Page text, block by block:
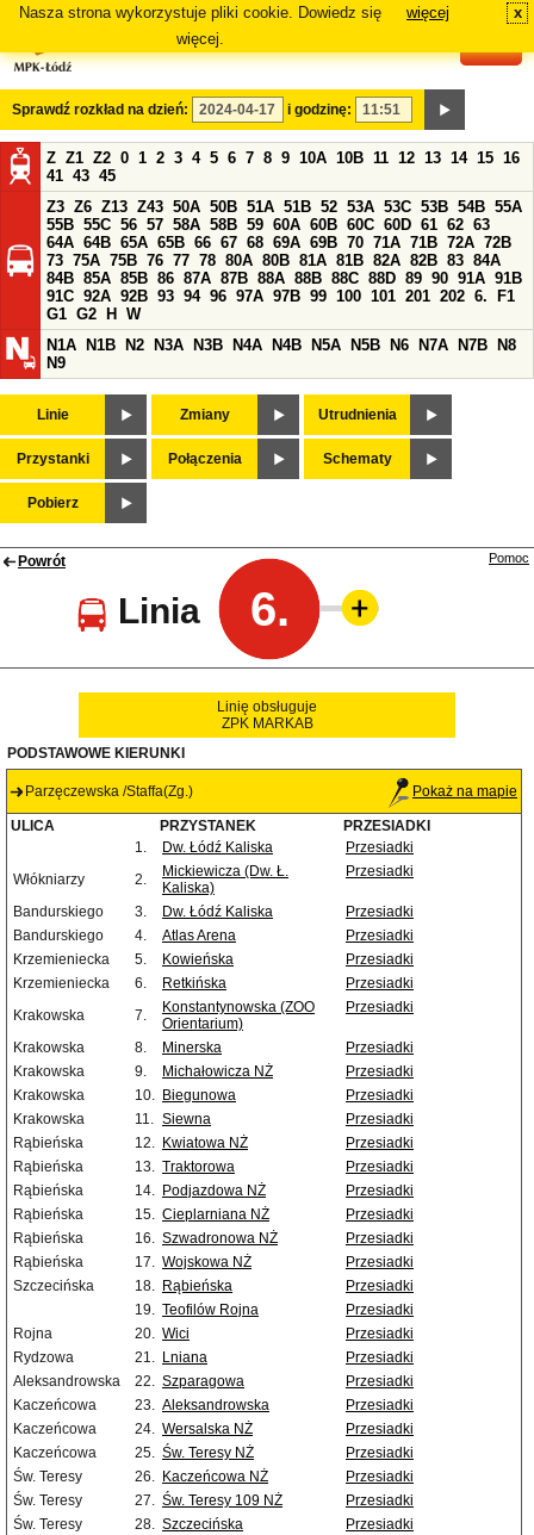
Nasza strona wykorzystuje pliki cookie. Dowiedz się
więcej.
więcej x
Sprawdź rozkład na dzień: i godzinę:
Z Z1 Z2 0 1 2 3 4 5 6 7 8 9 10A 10B 11 12 13 14 15 16
41 43 45
Z3 Z6 Z13 Z43 50A 50B 51A 51B 52 53A 53C 53B 54B 55A
55B 55C 56 57 58A 58B 59 60A 60B 60C 60D 61 62 63
64A 64B 65A 65B 66 67 68 69A 69B 70 71A 71B 72A 72B
73 75A 75B 76 77 78 80A 80B 81A 81B 82A 82B 83 84A
84B 85A 85B 86 87A 87B 88A 88B 88C 88D 89 90 91A 91B
91C 92A 92B 93 94 96 97A 97B 99 100 101 201 202 6.
F1
G1 G2 H
W
N1A
N1B N2 N3A N3B N4A N4B N5A N5B N6 N7A N7B
N8
N9
Linie Zmiany Utrudnienia
Przystanki Połączenia Schematy
Pobierz
Powrót
Linia 6.
Pomoc
Linię obsługuje
ZPK MARKAB
PODSTAWOWE KIERUNKI
Parzęczewska /Staffa(Zg.) Pokaż na mapie
ULICA PRZYSTANEK
PRZESIADKI
1.
Dw. Łódź Kaliska
Przesiadki
Włókniarzy
2.
Mickiewicza (Dw. Ł.
Kaliska)
Przesiadki
Bandurskiego 3. Dw. Łódź Kaliska
Przesiadki
Bandurskiego
4. Atlas Arena
Przesiadki
Krzemieniecka
5. Kowieńska
Przesiadki
Krzemieniecka
6. Retkińska
Przesiadki
Krakowska
7.
Konstantynowska (ZOO
Orientarium)
Przesiadki
Krakowska 8. Minerska
Przesiadki
Krakowska
9. Michałowicza NŻ
Przesiadki
Krakowska
10. Biegunowa
Przesiadki
Krakowska
11. Siewna
Przesiadki
Rąbieńska
12. Kwiatowa NŻ
Przesiadki
Rąbieńska
13. Traktorowa
Przesiadki
Rąbieńska
14. Podjazdowa NŻ
Przesiadki
Rąbieńska
15. Cieplarniana NŻ
Przesiadki
Rąbieńska
16. Szwadronowa NŻ
Przesiadki
Rąbieńska
17. Wojskowa NŻ
Przesiadki
Szczecińska
18. Rąbieńska
Przesiadki
19. Teofilów Rojna
Przesiadki
Rojna
20. Wici
Przesiadki
Rydzowa
21. Lniana
Przesiadki
Aleksandrowska
22. Szparagowa
Przesiadki
Kaczeńcowa
23. Aleksandrowska
Przesiadki
Kaczeńcowa
24. Wersalska NŻ
Przesiadki
Kaczeńcowa
25. Św. Teresy NŻ
Przesiadki
Św. Teresy
26. Kaczeńcowa NŻ
Przesiadki
Św. Teresy
27. Św. Teresy 109 NŻ
Przesiadki
Św. Teresy
28. Szczecińska
Przesiadki